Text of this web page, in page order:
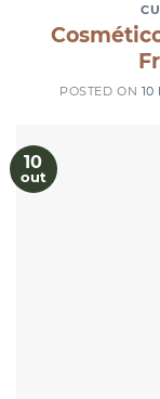
POSTED ON 10
10
out